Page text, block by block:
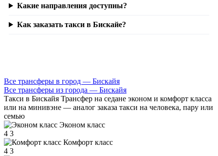
Какие направления доступны?
Как заказать такси в Бискайе?
Все трансферы в город — Бискайя
Все трансферы из города — Бискайя
Такси в Бискайя Трансфер на седане эконом и комфорт класса
или на минивэне — аналог заказа такси на человека, пару или
семью
Эконом класс
4 3
Комфорт класс
4 3